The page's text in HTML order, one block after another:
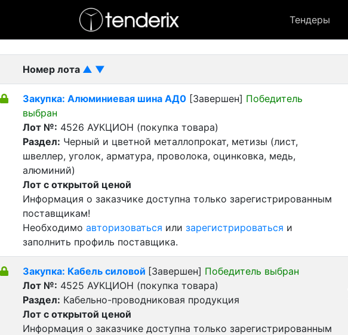
Тендеры
- Завершенный лот
Номер лота ▲ ▼
Закупка: Алюминиевая шина АД0 [Завершен] Победитель
выбран
Лот №: 4526 АУКЦИОН (покупка товара)
Раздел: Черный и цветной металлопрокат, метизы (лист,
швеллер, уголок, арматура, проволока, оцинковка, медь,
алюминий)
Лот с открытой ценой
Информация о заказчике доступна только зарегистрированным
поставщикам!
Необходимо авторизоваться или зарегистрироваться и
заполнить профиль поставщика.
Закупка: Кабель силовой [Завершен] Победитель выбран
Лот №: 4525 АУКЦИОН (покупка товара)
Раздел: Кабельно-проводниковая продукция
Лот с открытой ценой
Информация о заказчике доступна только зарегистрированным